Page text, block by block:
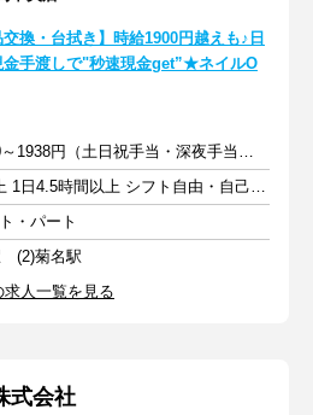
交換・台拭き】時給1900円越えも♪日
金手渡しで"秒速現金get”★ネイルO
時給1430～1938円（土日祝手当・深夜手当含む）＋交通費支給
週3日以上 1日4.5時間以上 シフト自由・自己申告
・パート
(2)菊名駅
人一覧を見る
式会社